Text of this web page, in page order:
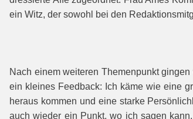
ein Witz, der sowohl bei den
Nach einem weiteren Themenpunkt
ein kleines Feedback: Ich käme wie eine
heraus kommen und eine starke
auch wieder ein Punkt, wo ich sagen